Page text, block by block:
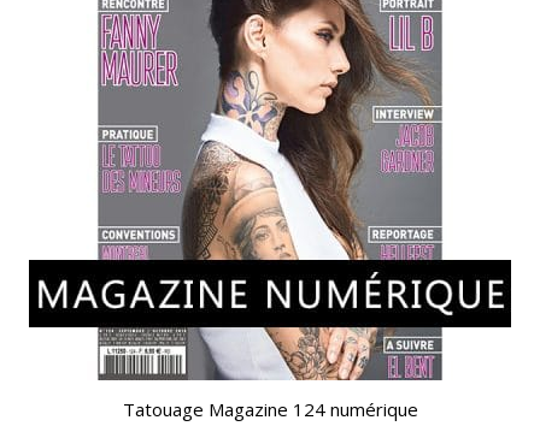
Tatouage Magazine 124 numérique